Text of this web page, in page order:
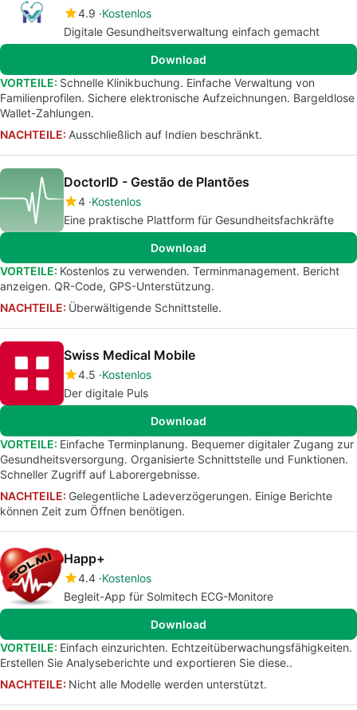
4.9 Kostenlos
Digitale Gesundheitsverwaltung einfach gemacht
Download
VORTEILE: Schnelle Klinikbuchung. Einfache Verwaltung von
Familienprofilen. Sichere elektronische Aufzeichnungen. Bargeldlose
Wallet-Zahlungen.
NACHTEILE: Ausschließlich auf Indien beschränkt.
DoctorID - Gestão de Plantões
4 Kostenlos
Eine praktische Plattform für Gesundheitsfachkräfte
Download
VORTEILE: Kostenlos zu verwenden. Terminmanagement. Bericht
anzeigen. QR-Code, GPS-Unterstützung.
NACHTEILE: Überwältigende Schnittstelle.
Swiss Medical Mobile
4.5 Kostenlos
Der digitale Puls
Download
VORTEILE: Einfache Terminplanung. Bequemer digitaler Zugang zur
Gesundheitsversorgung. Organisierte Schnittstelle und Funktionen.
Schneller Zugriff auf Laborergebnisse.
NACHTEILE: Gelegentliche Ladeverzögerungen. Einige Berichte
können Zeit zum Öffnen benötigen.
Happ+
4.4 Kostenlos
Begleit-App für Solmitech ECG-Monitore
Download
VORTEILE: Einfach einzurichten. Echtzeitüberwachungsfähigkeiten.
Erstellen Sie Analyseberichte und exportieren Sie diese..
NACHTEILE: Nicht alle Modelle werden unterstützt.